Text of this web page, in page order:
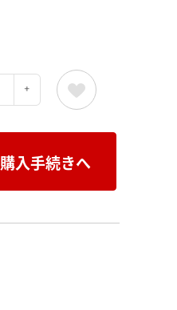
購入手続きへ